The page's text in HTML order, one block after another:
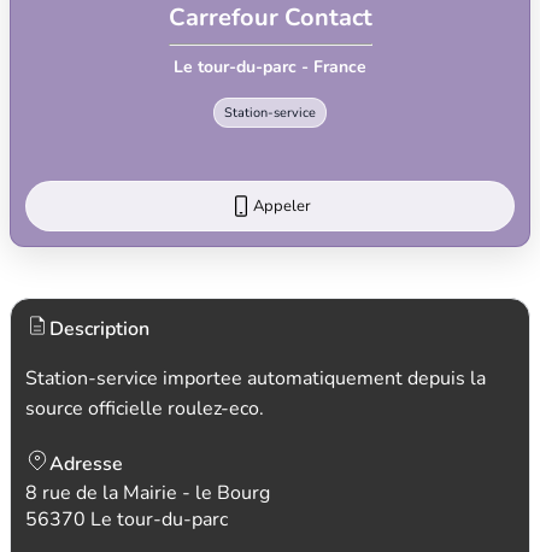
Carrefour Contact
Le tour-du-parc - France
Station-service
Appeler
Description
Station-service importee automatiquement depuis la
source officielle roulez-eco.
Adresse
8 rue de la Mairie - le Bourg
56370 Le tour-du-parc